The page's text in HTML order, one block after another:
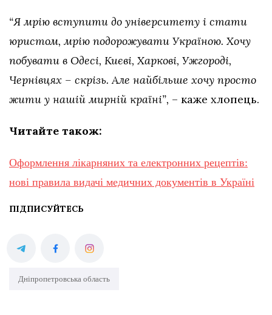
“Я мрію вступити до університету і стати
юристом, мрію подорожувати Україною. Хочу
побувати в Одесі, Києві, Харкові, Ужгороді,
Чернівцях – скрізь. Але найбільше хочу просто
жити у нашій мирній країні”, – каже хлопець.
Читайте також:
Оформлення лікарняних та електронних рецептів:
нові правила видачі медичних документів в Україні
ПІДПИСУЙТЕСЬ
Дніпропетровська область